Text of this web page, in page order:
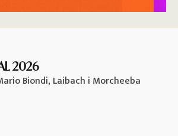
2026
Biondi, Laibach i Morcheeba